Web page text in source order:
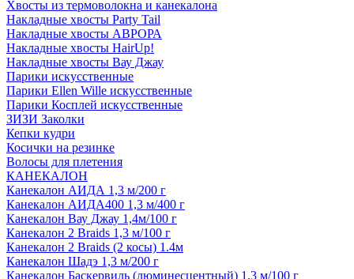
Хвосты из термоволокна и канекалона
Накладные хвосты Party Tail
Накладные хвосты АВРОРА
Накладные хвосты HairUp!
Накладные хвосты Вау Джау
Парики искусственные
Парики Ellen Wille искусственные
Парики Косплей искусственные
ЗИЗИ Заколки
Кепки кудри
Косички на резинке
Волосы для плетения
КАНЕКАЛОН
Канекалон АИДА 1,3 м/200 г
Канекалон АИДА400 1,3 м/400 г
Канекалон Вау Джау 1,4м/100 г
Канекалон 2 Braids 1,3 м/100 г
Канекалон 2 Braids (2 косы) 1.4м
Канекалон Шадэ 1,3 м/200 г
Канекалон Баскервиль (люминесцентный) 1,3 м/100 г